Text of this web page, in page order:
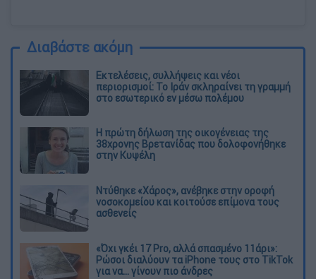
Διαβάστε ακόμη
Εκτελέσεις, συλλήψεις και νέοι
περιορισμοί: Το Ιράν σκληραίνει τη γραμμή
στο εσωτερικό εν μέσω πολέμου
Η πρώτη δήλωση της οικογένειας της
38χρονης Βρετανίδας που δολοφονήθηκε
στην Κυψέλη
Ντύθηκε «Χάρος», ανέβηκε στην οροφή
νοσοκομείου και κοιτούσε επίμονα τους
ασθενείς
«Όχι γκέι 17 Pro, αλλά σπασμένο 11άρι»:
Ρώσοι διαλύουν τα iPhone τους στο TikTok
για να... γίνουν πιο άνδρες